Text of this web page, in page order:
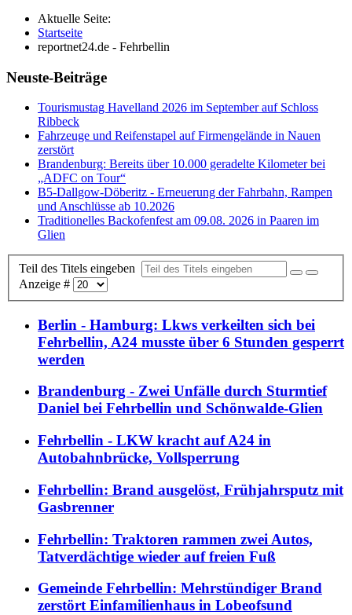
Aktuelle Seite:
Startseite
reportnet24.de - Fehrbellin
Neuste-Beiträge
Tourismustag Havelland 2026 im September auf Schloss
Ribbeck
Fahrzeuge und Reifenstapel auf Firmengelände in Nauen
zerstört
Brandenburg: Bereits über 10.000 geradelte Kilometer bei
„ADFC on Tour“
B5-Dallgow-Döberitz - Erneuerung der Fahrbahn, Rampen
und Anschlüsse ab 10.2026
Traditionelles Backofenfest am 09.08. 2026 in Paaren im
Glien
Teil des Titels eingeben
Anzeige #
Berlin - Hamburg: Lkws verkeilten sich bei
Fehrbellin, A24 musste über 6 Stunden gesperrt
werden
Brandenburg - Zwei Unfälle durch Sturmtief
Daniel bei Fehrbellin und Schönwalde-Glien
Fehrbellin - LKW kracht auf A24 in
Autobahnbrücke, Vollsperrung
Fehrbellin: Brand ausgelöst, Frühjahrsputz mit
Gasbrenner
Fehrbellin: Traktoren rammen zwei Autos,
Tatverdächtige wieder auf freien Fuß
Gemeinde Fehrbellin: Mehrstündiger Brand
zerstört Einfamilienhaus in Lobeofsund